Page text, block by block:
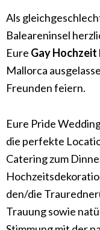
Als
Baleareninsel
Eure Gay Hochzeit
Mallorca
Freunden feiern.
Eure Pride
die perfekte
Catering zum
den/die
Trauung sowie